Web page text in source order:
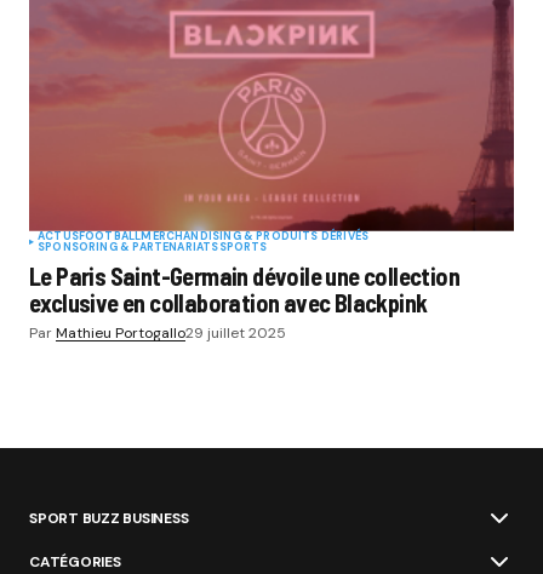
ACTUSFOOTBALLMERCHANDISING & PRODUITS DÉRIVÉS
SPONSORING & PARTENARIATSSPORTS
Le Paris Saint-Germain dévoile une collection
exclusive en collaboration avec Blackpink
ParMathieu Portogallo29 juillet 2025
SPORT BUZZ BUSINESS
CATÉGORIES